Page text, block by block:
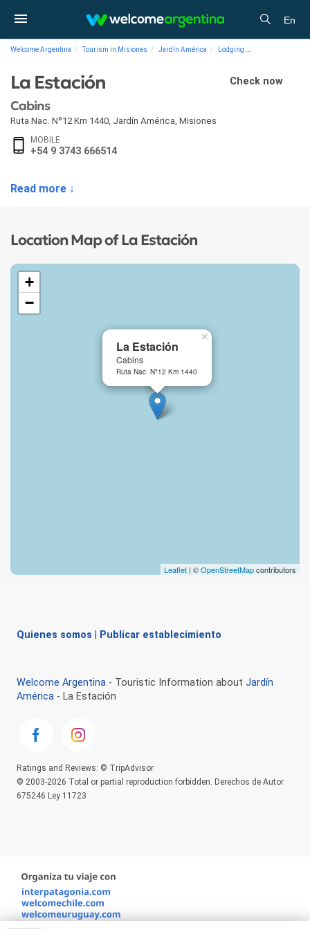
En
Welcome Argentina Tourism in Misiones Jardín América Lodging
Check now
La Estación
Cabins
Ruta Nac. Nº12 Km 1440, Jardín América, Misiones
MOBILE
+54 9 3743 666514
Read more ↓
Location Map of La Estación
La Estación
Cabins
Ruta Nac. Nº12 Km 1440
×
+
−
Leaflet | ©OpenStreetMapcontributors
Quienes somos Publicar establecimiento
Welcome Argentina - Touristic Information about Jardín
América - La Estación
Ratings and Reviews: © TripAdvisor
© 2003-2026 Total or partial reproduction forbidden. Derechos de Autor
675246 Ley 11723